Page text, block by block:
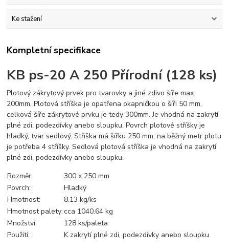
Ke stažení
Kompletní specifikace
KB ps-20 A 250 Přírodní (128 ks)
Plotový zákrytový prvek pro tvarovky a jiné zdivo šíře max.
200mm. Plotová stříška je opatřena okapničkou o šíři 50 mm,
celková šíře zákrytové prvku je tedy 300mm. Je vhodná na zakrytí
plné zdi, podezdívky anebo sloupku. Povrch plotové stříšky je
hladký, tvar sedlový. Stříška má šířku 250 mm, na běžný metr plotu
je potřeba 4 stříšky. Sedlová plotová stříška je vhodná na zakrytí
plné zdi, podezdívky anebo sloupku.
Rozměr:
300 x 250 mm
Povrch:
Hladký
Hmotnost:
8.13 kg/ks
Hmotnost palety:cca 1040.64 kg
Množství:
128 ks/paleta
Použití:
K zakrytí plné zdi, podezdívky anebo sloupku